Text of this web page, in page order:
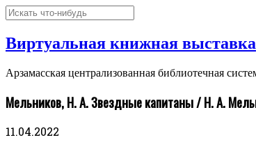
Виртуальная книжная выставка
Арзамасская централизованная библиотечная
Мельников, Н. А. Звездные капитаны / Н. А.
11.04.2022